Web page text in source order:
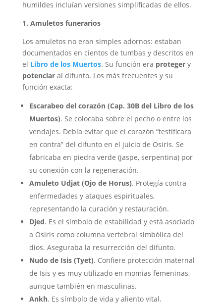
humildes incluían versiones simplificadas de ellos.
1. Amuletos funerarios
Los amuletos no eran simples adornos: estaban
documentados en cientos de tumbas y descritos en
el Libro de los Muertos. Su función era protegery
potenciaral difunto. Los más frecuentes y su
función exacta:
Escarabeo del corazón (Cap. 30B del Libro de los
Muertos). Se colocaba sobre el pecho o entre los
vendajes. Debía evitar que el corazón “testificara
en contra” del difunto en el juicio de Osiris. Se
fabricaba en piedra verde (jaspe, serpentina) por
su conexión con la regeneración.
Amuleto Udjat (Ojo de Horus). Protegía contra
enfermedades y ataques espirituales,
representando la curación y restauración.
Djed. Es el símbolo de estabilidad y está asociado
a Osiris como columna vertebral simbólica del
dios. Aseguraba la resurrección del difunto.
Nudo de Isis (Tyet). Confiere protección maternal
de Isis y es muy utilizado en momias femeninas,
aunque también en masculinas.
Ankh. Es símbolo de vida y aliento vital.